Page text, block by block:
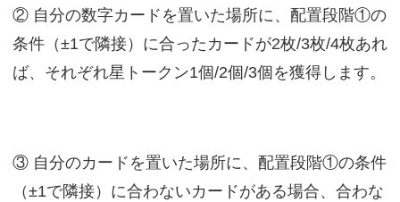
② 自分の数字カードを置いた場所に、配置段階①の
条件（±1で隣接）に合ったカードが2枚/3枚/4枚あれ
ば、それぞれ星トークン1個/2個/3個を獲得します。
③ 自分のカードを置いた場所に、配置段階①の条件
（±1で隣接）に合わないカードがある場合、合わな